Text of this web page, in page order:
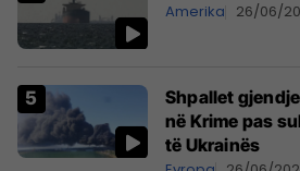
Amerika 26/06/
Shpallet
në Krime pas
të Ukrainës